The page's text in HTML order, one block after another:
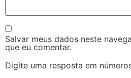
Salvar meus dados neste
que eu comentar.
Digite uma resposta em